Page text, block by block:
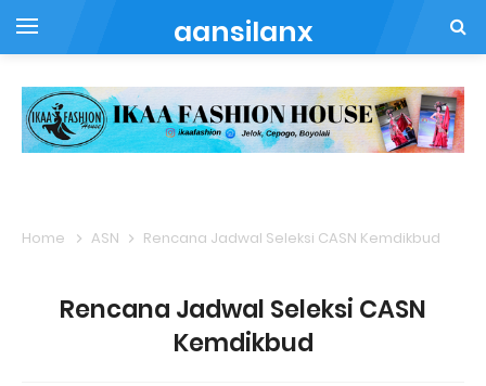
aansilanx
Home ASN Rencana Jadwal Seleksi CASN Kemdikbud
Rencana Jadwal Seleksi CASN
Kemdikbud